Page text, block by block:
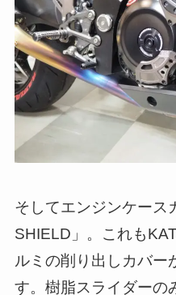
そしてエンジンケース
SHIELD」。これも
ルミの削り出しカバー
す。樹脂スライダーの